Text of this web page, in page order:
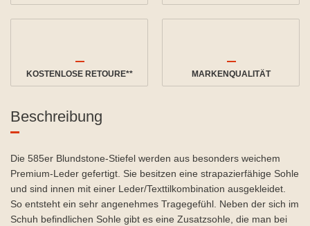
KOSTENLOSE RETOURE** MARKENQUALITÄT
Beschreibung
Die 585er Blundstone-Stiefel werden aus besonders weichem
Premium-Leder gefertigt. Sie besitzen eine strapazierfähige Sohle
und sind innen mit einer Leder/Texttilkombination ausgekleidet.
So entsteht ein sehr angenehmes Tragegefühl. Neben der sich im
Schuh befindlichen Sohle gibt es eine Zusatzsohle, die man bei